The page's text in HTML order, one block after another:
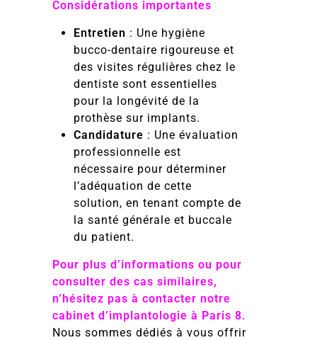
Considérations importantes
Entretien : Une hygiène
bucco-dentaire rigoureuse et
des visites régulières chez le
dentiste sont essentielles
pour la longévité de la
prothèse sur implants.
Candidature : Une évaluation
professionnelle est
nécessaire pour déterminer
l’adéquation de cette
solution, en tenant compte de
la santé générale et buccale
du patient.
Pour plus d’informations ou pour
consulter des cas similaires,
n’hésitez pas à contacter notre
cabinet d’implantologie à Paris 8.
Nous sommes dédiés à vous offrir